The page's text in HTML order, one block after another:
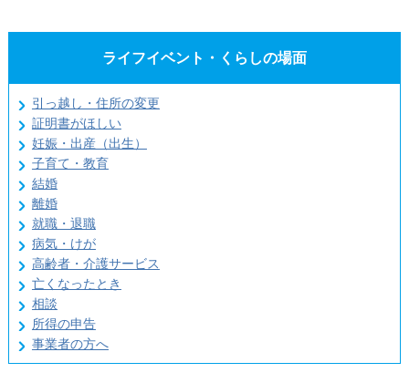
ライフイベント・くらしの場面
引っ越し・住所の変更
証明書がほしい
妊娠・出産（出生）
子育て・教育
結婚
離婚
就職・退職
病気・けが
高齢者・介護サービス
亡くなったとき
相談
所得の申告
事業者の方へ